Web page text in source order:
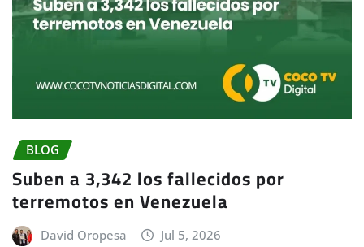
BLOG
Suben a 3,342 los fallecidos por
terremotos en Venezuela
David Oropesa Jul 5, 2026